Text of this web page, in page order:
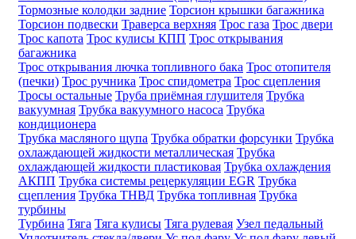
Тормозные колодки задние Торсион крышки багажника
Торсион подвески Траверса верхняя Трос газа Трос двери
Трос капота Трос кулисы КПП Трос открывания
багажника
Трос открывания лючка топливного бака Трос отопителя
(печки) Трос ручника Трос спидометра Трос сцепления
Тросы остальные Труба приёмная глушителя Трубка
вакуумная Трубка вакуумного насоса Трубка
кондиционера
Трубка масляного щупа Трубка обратки форсунки Трубка
охлаждающей жидкости металлическая Трубка
охлаждающей жидкости пластиковая Трубка охлаждения
АКПП Трубка системы рецеркуляции EGR Трубка
сцепления Трубка ТНВД Трубка топливная Трубка
турбины
Турбина Тяга Тяга кулисы Тяга рулевая Узел педальный